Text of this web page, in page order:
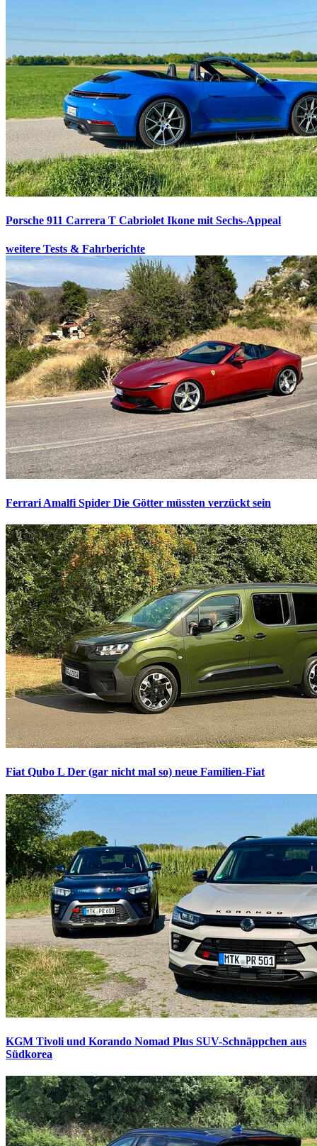
Porsche 911 Carrera T Cabriolet Ikone mit Sechs-Appeal
weitere Tests & Fahrberichte
Ferrari Amalfi Spider Die Götter müssten verzückt sein
Fiat Qubo L Der (gar nicht mal so) neue Familien-Fiat
KGM Tivoli und Korando Nomad Plus SUV-Schnäppchen aus
Südkorea